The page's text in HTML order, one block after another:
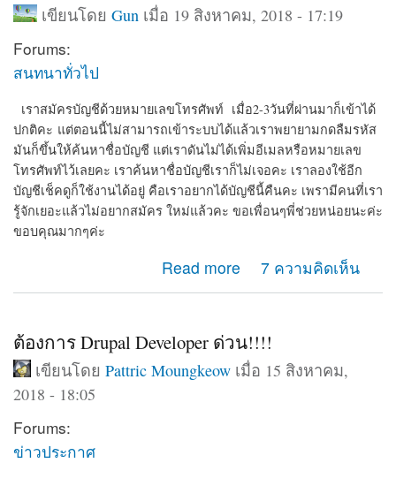
เขียนโดย Gun เมื่อ 19 สิงหาคม, 2018 - 17:19
Forums:
สนทนาทั่วไป
เราสมัครบัญชีด้วยหมายเลขโทรศัพท์ เมื่อ2-3วันที่ผ่านมาก็เข้าได้
ปกติคะ แต่ตอนนี้ไม่สามารถเข้าระบบได้แล้วเราพยายามกดลืมรหัส
มันก็ขึ้นให้ค้นหาชื่อบัญชี แต่เราดันไม่ได้เพิ่มอีเมลหรือหมายเลข
โทรศัพท์ไว้เลยคะ เราค้นหาชื่อบัญชีเราก็ไม่เจอคะ เราลองใช้อีก
บัญชีเช็คดูก็ใช้งานได้อยู่ คือเราอยากได้บัญชีนี้คืนคะ เพรามีคนที่เรา
รู้จักเยอะแล้วไม่อยากสมัคร ใหม่แล้วคะ ขอเพื่อนๆพี่ช่วยหน่อยนะค่ะ
ขอบคุณมากๆค่ะ
Read more
about สมัครบัญชีด้วยหมายเลขโทรศัพท์ แต่ตอนนี้ไม่
สามารถเข้าระบบได้ บอกว่า หมายเลขนี้ไม่ได้สมัครเราลอง
7 ความคิดเห็น
ต้องการ Drupal Developer ด่วน!!!!
เขียนโดย Pattric Moungkeow เมื่อ 15 สิงหาคม,
2018 - 18:05
Forums:
ข่าวประกาศ